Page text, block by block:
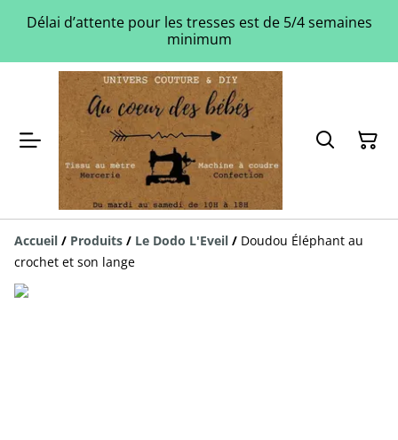
Délai d’attente pour les tresses est de 5/4 semaines
minimum
Accueil / Produits / Le Dodo L'Eveil / Doudou Éléphant au
crochet et son lange